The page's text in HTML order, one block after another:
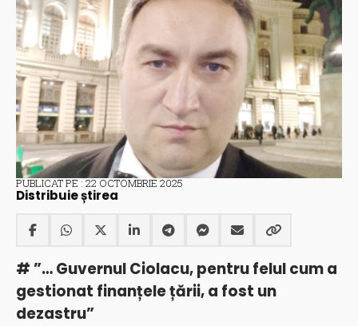
PUBLICAT PE : 22 OCTOMBRIE 2025
Distribuie știrea
# ”… Guvernul Ciolacu, pentru felul cum a
gestionat finanțele țării, a fost un
dezastru”